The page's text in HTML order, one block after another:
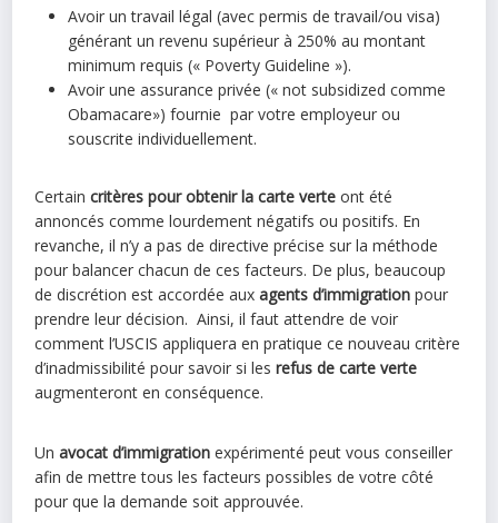
Avoir un travail légal (avec permis de travail/ou visa)
générant un revenu supérieur à 250% au montant
minimum requis (« Poverty Guideline »).
Avoir une assurance privée (« not subsidized comme
Obamacare») fournie par votre employeur ou
souscrite individuellement.
Certaincritères pour obtenir la carte verte ont été
annoncés comme lourdement négatifs ou positifs. En
revanche, il n’y a pas de directive précise sur la méthode
pour balancer chacun de ces facteurs. De plus, beaucoup
de discrétion est accordée aux agents d’immigration pour
prendre leur décision. Ainsi, il faut attendre de voir
comment l’USCIS appliquera en pratique ce nouveau critère
d’inadmissibilité pour savoir si lesrefus de carte verte
augmenteront en conséquence.
Un avocat d’immigration expérimenté peut vous conseiller
afin de mettre tous les facteurs possibles de votre côté
pour que la demande soit approuvée.